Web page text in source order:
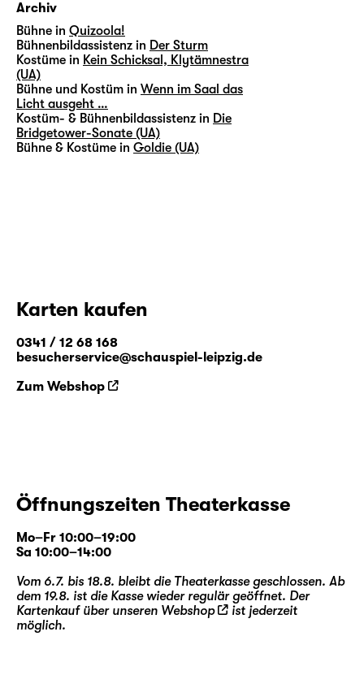
Archiv
Bühne in Quizoola!
Bühnenbildassistenz in Der Sturm
Kostüme in Kein Schicksal, Klytämnestra
(UA)
Bühne und Kostüm in Wenn im Saal das
Licht ausgeht …
Kostüm- & Bühnenbildassistenz in Die
Bridgetower-Sonate (UA)
Bühne & Kostüme in Goldie (UA)
Karten kaufen
0341 / 12 68 168
besucherservice@schauspiel-leipzig.de
Zum Webshop
Öffnungszeiten Theaterkasse
Mo–Fr 10:00–19:00
Sa 10:00–14:00
Vom 6.7. bis 18.8. bleibt die Theaterkasse geschlossen. Ab
dem 19.8. ist die Kasse wieder regulär geöffnet. Der
Kartenkauf über unseren Webshop
ist jederzeit
möglich.